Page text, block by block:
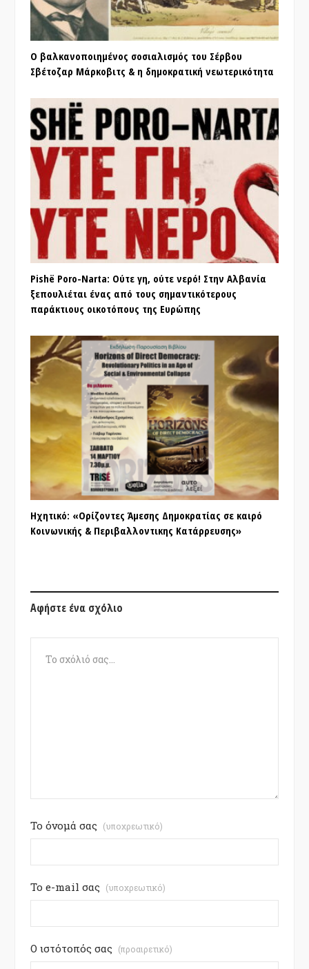
Ο βαλκανοποιημένος σοσιαλισμός του Σέρβου
Σβέτοζαρ Μάρκοβιτς & η δημοκρατική νεωτερικότητα
Pishë Poro-Narta: Ούτε γη, ούτε νερό! Στην Αλβανία
ξεπουλιέται ένας από τους σημαντικότερους
παράκτιους οικοτόπους της Ευρώπης
Ηχητικό: «Ορίζοντες Άμεσης Δημοκρατίας σε καιρό
Κοινωνικής & Περιβαλλοντικης Κατάρρευσης»
Αφήστε ένα σχόλιο
Το όνομά σας (υποχρεωτικό)
Το e-mail σας (υποχρεωτικό)
Ο ιστότοπός σας (προαιρετικό)